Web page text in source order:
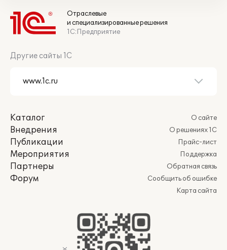
Отраслевые
и специализированные решения
1С:Предприятие
Другие сайты 1С
Каталог
Внедрения
Публикации
Мероприятия
Партнеры
Форум
О сайте
О решениях 1С
Прайс-лист
Поддержка
Обратная связь
Сообщить об ошибке
Карта сайта